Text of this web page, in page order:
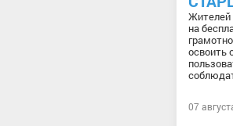
Жителей
на
освоить
07